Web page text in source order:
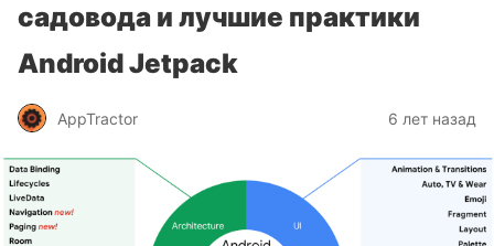
садовода и лучшие практики
Android Jetpack
AppTractor 6 лет назад